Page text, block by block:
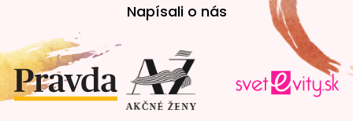
t
i
e
Napísali o nás